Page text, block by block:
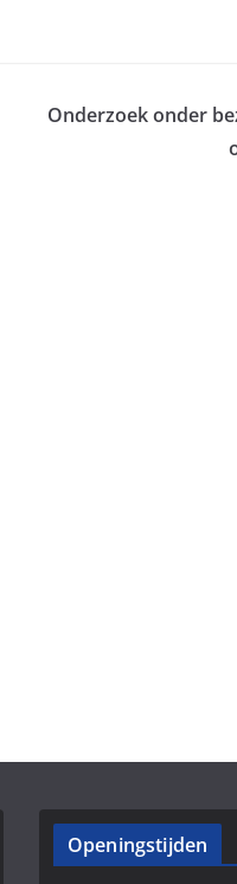
Onderzoek onder
Openingstijden